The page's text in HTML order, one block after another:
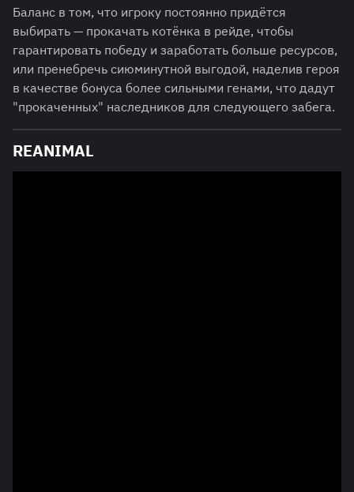
Баланс в том, что игроку постоянно придётся
выбирать — прокачать котёнка в рейде, чтобы
гарантировать победу и заработать больше ресурсов,
или пренебречь сиюминутной выгодой, наделив героя
в качестве бонуса более сильными генами, что дадут
"прокаченных" наследников для следующего забега.
REANIMAL